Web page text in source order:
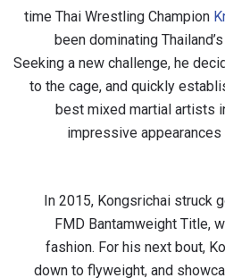
been dominating
Seeking a new challenge, he
to the cage, and quickly
best mixed martial artists
impressive
In 2015, Kongsrichai struck
FMD Bantamweight Title,
fashion. For his next bout,
down to flyweight, and